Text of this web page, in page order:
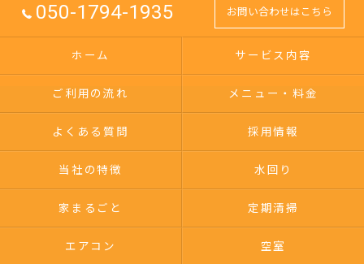
050-1794-1935 お問い合わせはこちら
ホーム サービス内容
ご利用の流れ メニュー・料金
よくある質問 採用情報
当社の特徴 水回り
家まるごと 定期清掃
エアコン 空室